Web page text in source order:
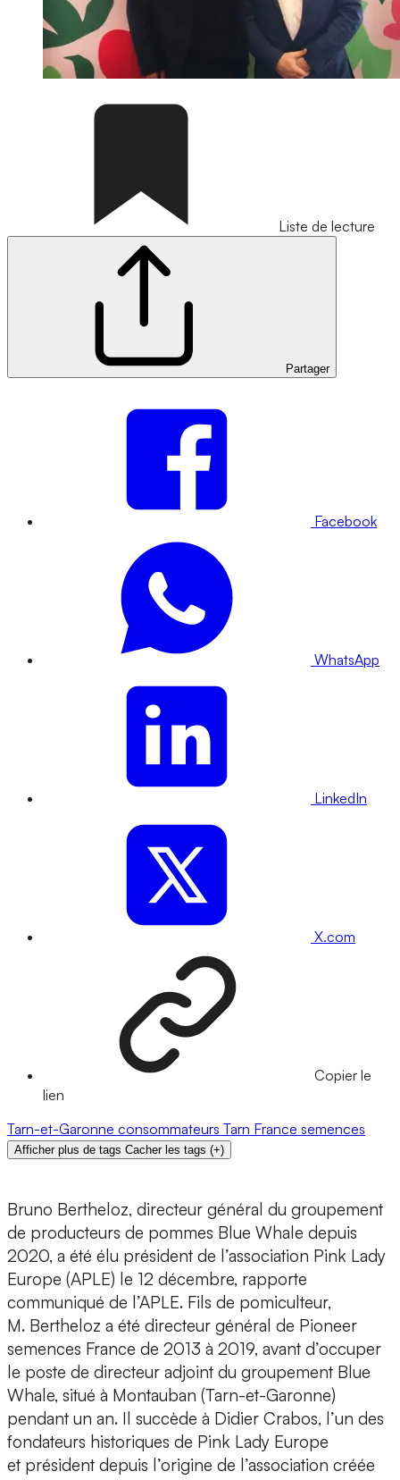
Liste de lecture
Partager
Facebook
WhatsApp
LinkedIn
X.com
Copier le
lien
Tarn-et-Garonne consommateurs Tarn France semences
Afficher plus de tags Cacher les tags (+)
Bruno Bertheloz, directeur général du groupement
de producteurs de pommes Blue Whale depuis
2020, a été élu président de l’association Pink Lady
Europe (APLE) le 12 décembre, rapporte
communiqué de l’APLE. Fils de pomiculteur,
M. Bertheloz a été directeur général de Pioneer
semences France de 2013 à 2019, avant d’occuper
le poste de directeur adjoint du groupement Blue
Whale, situé à Montauban (Tarn-et-Garonne)
pendant un an. Il succède à Didier Crabos, l’un des
fondateurs historiques de Pink Lady Europe
et président depuis l’origine de l’association créée